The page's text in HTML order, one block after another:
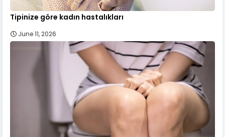
Tipinize göre kadın hastalıkları
June 11, 2026